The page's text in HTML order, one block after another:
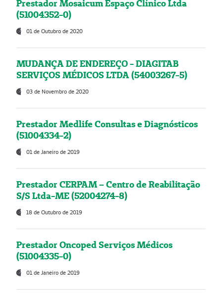
Prestador Mosaicum Espaço Clínico Ltda
(51004352-0)
01 de Outubro de 2020
MUDANÇA DE ENDEREÇO - DIAGITAB
SERVIÇOS MÉDICOS LTDA (54003267-5)
03 de Novembro de 2020
Prestador Medlife Consultas e Diagnósticos
(51004334-2)
01 de Janeiro de 2019
Prestador CERPAM – Centro de Reabilitação
S/S Ltda-ME (52004274-8)
18 de Outubro de 2019
Prestador Oncoped Serviços Médicos
(51004335-0)
01 de Janeiro de 2019